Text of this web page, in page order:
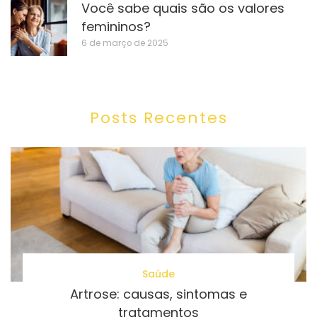
Você sabe quais são os valores
femininos?
6 de março de 2025
Posts Recentes
Saúde
Artrose: causas, sintomas e
tratamentos